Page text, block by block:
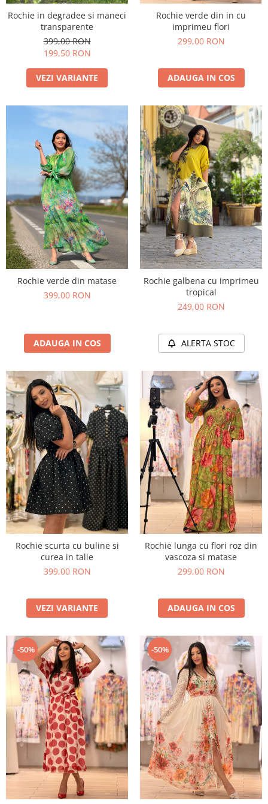
Rochie in degradee si maneci
transparente
399,00 RON
199,50 RON
VEZI VARIANTE
Rochie verde din in cu
imprimeu flori
299,00 RON
ADAUGA IN COS
Rochie verde din matase
399,00 RON
ADAUGA IN COS
Rochie galbena cu imprimeu
tropical
249,00 RON
ALERTA STOC
Rochie scurta cu buline si
curea in talie
399,00 RON
VEZI VARIANTE
Rochie lunga cu flori roz din
vascoza si matase
299,00 RON
ADAUGA IN COS
-50% -50%